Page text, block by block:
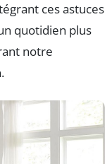
ces astuces
quotidien plus
notre